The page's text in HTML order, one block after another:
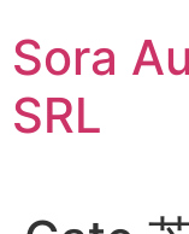
conținut
Sora
SRL